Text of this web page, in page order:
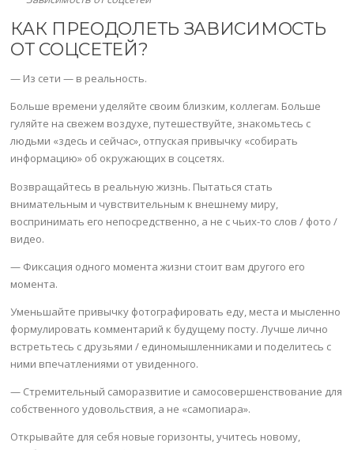
КАК ПРЕОДОЛЕТЬ ЗАВИСИМОСТЬ
ОТ СОЦСЕТЕЙ?
— Из сети — в реальность.
Больше времени уделяйте своим близким, коллегам. Больше
гуляйте на свежем воздухе, путешествуйте, знакомьтесь с
людьми «здесь и сейчас», отпуская привычку «собирать
информацию» об окружающих в соцсетях.
Возвращайтесь в реальную жизнь. Пытаться стать
внимательным и чувствительным к внешнему миру,
воспринимать его непосредственно, а не с чьих-то слов / фото /
видео.
— Фиксация одного момента жизни стоит вам другого его
момента.
Уменьшайте привычку фотографировать еду, места и мысленно
формулировать комментарий к будущему посту. Лучше лично
встретьтесь с друзьями / единомышленниками и поделитесь с
ними впечатлениями от увиденного.
— Стремительный саморазвитие и самосовершенствование для
собственного удовольствия, а не «самопиара».
Открывайте для себя новые горизонты, учитесь новому,